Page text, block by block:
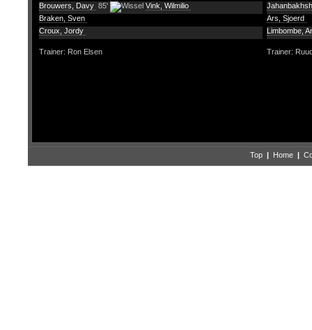
Brouwers, Davy 85'
Vink, Wilmilio
Braken, Sven
Croux, Jordy
Ars, Sjoerd
Limbombe,
Trainer: Ron Elsen Trainer:
Top | Home |